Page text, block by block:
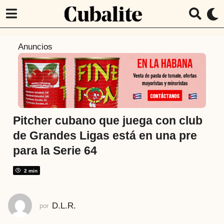
r
s
1
a
o
a
t
Anuncios
Pitcher cubano que juega con club
de Grandes Ligas está en una pre
para la Serie 64
2 min
por D.L.R.